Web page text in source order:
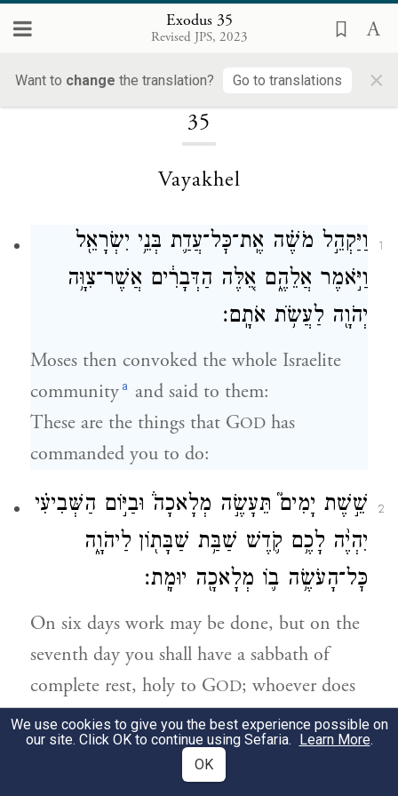
Exodus 35
Revised JPS, 2023
Want to change the translation? Go to translations ×
35
Vayakhel
1
וַיַּקְהֵ֣ל מֹשֶׁ֗ה אֶֽת־כׇּל־עֲדַ֛ת בְּנֵ֥י יִשְׂרָאֵ֖ל
וַיֹּ֣אמֶר אֲלֵהֶ֑ם אֵ֚לֶּה הַדְּבָרִ֔ים אֲשֶׁר־צִוָּ֥ה
יְהֹוָ֖ה לַעֲשֹׂ֥ת אֹתָֽם׃
Moses then convoked the whole Israelite
community a and said to them:
These are the things that GOD has
commanded you to do:
2
שֵׁ֣שֶׁת יָמִים֮ תֵּעָשֶׂ֣ה מְלָאכָה֒ וּבַיּ֣וֹם הַשְּׁבִיעִ֗י
יִהְיֶ֨ה לָכֶ֥ם קֹ֛דֶשׁ שַׁבַּ֥ת שַׁבָּת֖וֹן לַיהֹוָ֑ה
כׇּל־הָעֹשֶׂ֥ה ב֛וֹ מְלָאכָ֖ה יוּמָֽת׃
On six days work may be done, but on the
seventh day you shall have a sabbath of
complete rest, holy to GOD; whoever does
any work on it shall be put to death.
לֹא־תְבַעֲר֣וּ אֵ֔שׁ בְּכֹ֖ל מֹשְׁבֹֽתֵיכֶ֑ם בְּי֖וֹם
We use cookies to give you the best experience possible on
our site. Click OK to continue using Sefaria. Learn More.
OK